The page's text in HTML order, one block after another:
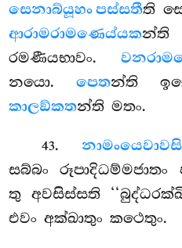
සෙනාබ්යූහං පස්සතීති
ආරාමරාමණෙය්යකන්ති
රමණීයභාවං.
නයො. පෙතන්ති
කාලඞ්කතන්ති මතං.
43.
සබ්බං
තු අවසිස්සති
එවං අක්ඛාතුං කථෙතුං.